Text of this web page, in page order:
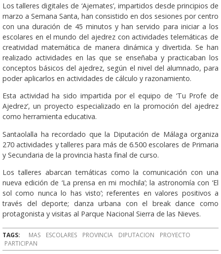
Los talleres digitales de ‘Ajemates’, impartidos desde principios de
marzo a Semana Santa, han consistido en dos sesiones por centro
con una duración de 45 minutos y han servido para iniciar a los
escolares en el mundo del ajedrez con actividades telemáticas de
creatividad matemática de manera dinámica y divertida. Se han
realizado actividades en las que se enseñaba y practicaban los
conceptos básicos del ajedrez, según el nivel del alumnado, para
poder aplicarlos en actividades de cálculo y razonamiento.
Esta actividad ha sido impartida por el equipo de ‘Tu Profe de
Ajedrez’, un proyecto especializado en la promoción del ajedrez
como herramienta educativa.
Santaolalla ha recordado que la Diputación de Málaga organiza
270 actividades y talleres para más de 6.500 escolares de Primaria
y Secundaria de la provincia hasta final de curso.
Los talleres abarcan temáticas como la comunicación con una
nueva edición de ‘La prensa en mi mochila’; la astronomía con ‘El
sol como nunca lo has visto’; referentes en valores positivos a
través del deporte; danza urbana con el break dance como
protagonista y visitas al Parque Nacional Sierra de las Nieves.
TAGS: MAS ESCOLARES PROVINCIA DIPUTACION
PROYECTO
PARTICIPAN